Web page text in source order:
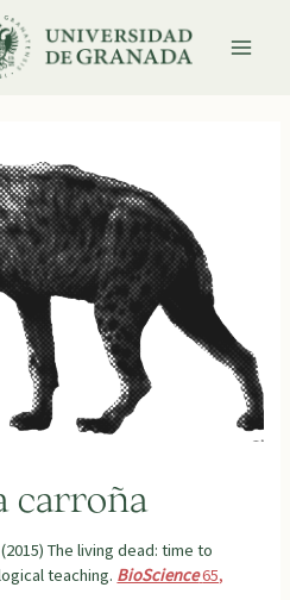
carroña
The living dead: time to
teaching. BioScience65,